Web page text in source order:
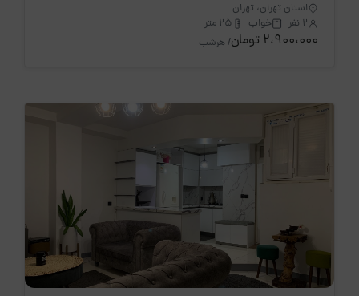
استان تهران، تهران
2 نفر
خواب 25 متر
2،900،000 تومان / هرشب